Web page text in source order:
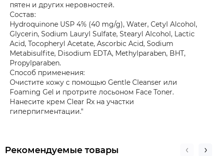
пятен и других неровностей.
Состав:
Hydroquinone USP 4% (40 mg/g), Water, Cetyl Alcohol,
Glycerin, Sodium Lauryl Sulfate, Stearyl Alcohol, Lactic
Acid, Tocopheryl Acetate, Ascorbic Acid, Sodium
Metabisulfite, Disodium EDTA, Methylparaben, BHT,
Propylparaben.
Способ применения:
Очистите кожу с помощью Gentle Cleanser или
Foaming Gel и протрите лосьоном Face Toner.
Нанесите крем Clear Rx на участки
гиперпигментации."
Рекомендуемые товары